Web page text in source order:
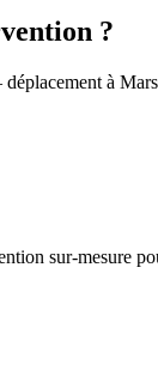
?
à
sur-mesure